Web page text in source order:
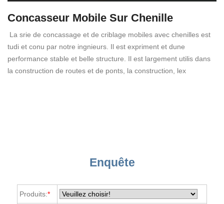
Concasseur Mobile Sur Chenille
La srie de concassage et de criblage mobiles avec chenilles est
tudi et conu par notre ingnieurs. Il est expriment et dune
performance stable et belle structure. Il est largement utilis dans
la construction de routes et de ponts, la construction, lex
Enquête
Produits:*